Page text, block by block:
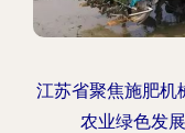
江苏省聚焦施肥机
农业绿色发